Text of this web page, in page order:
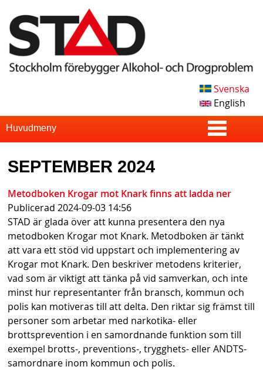
Skip
to
main
content
T
Svenska
English
S
u
p
h
n
Huvudmeny
SEPTEMBER 2024
Metodboken Krogar mot Knark finns att ladda ner
Publicerad2024-09-03 14:56
STAD är glada över att kunna presentera den nya
metodboken Krogar mot Knark. Metodboken är tänkt
att vara ett stöd vid uppstart och implementering av
Krogar mot Knark. Den beskriver metodens kriterier,
vad som är viktigt att tänka på vid samverkan, och inte
minst hur representanter från bransch, kommun och
polis kan motiveras till att delta. Den riktar sig främst till
personer som arbetar med narkotika- eller
brottsprevention i en samordnande funktion som till
exempel brotts-, preventions-, trygghets- eller ANDTS-
samordnare inom kommun och polis.